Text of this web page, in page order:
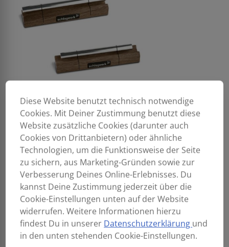
Diese Website benutzt technisch notwendige
Cookies. Mit Deiner Zustimmung benutzt diese
Website zusätzliche Cookies (darunter auch
Cookies von Drittanbietern) oder ähnliche
Technologien, um die Funktionsweise der Seite
zu sichern, aus Marketing-Gründen sowie zur
Verbesserung Deines Online-Erlebnisses. Du
kannst Deine Zustimmung jederzeit über die
Cookie-Einstellungen unten auf der Website
widerrufen. Weitere Informationen hierzu
findest Du in unserer Datenschutzerklärung und
in den unten stehenden Cookie-Einstellungen.